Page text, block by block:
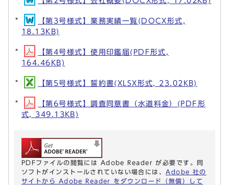
【第3号様式】業務実績一覧(DOCX形式,
18.13KB)
【第4号様式】使用印鑑届(PDF形式,
164.46KB)
【第5号様式】誓約書(XLSX形式, 23.02KB)
【第6号様式】調査同意書（水道料金）(PDF形
式, 349.13KB)
PDFファイルの閲覧には Adobe Reader が必要です。同
ソフトがインストールされていない場合には、 Adobe 社の
サイトから Adobe Reader をダウンロード（無償）して